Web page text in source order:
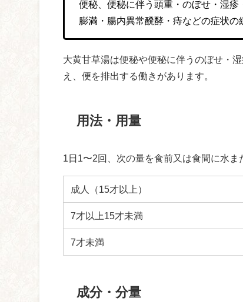
便秘、便秘に伴う頭重・のぼせ・湿
膨満・腸内異常醗酵・痔などの症状の
大黄甘草湯は便秘や便秘に伴うのぼせ・
え、便を排出する働きがあります。
用法・用量
1日1〜2回、次の量を食前又は食間に水ま
成人（15才以上）
7才以上15才未満
7才未満
成分・分量